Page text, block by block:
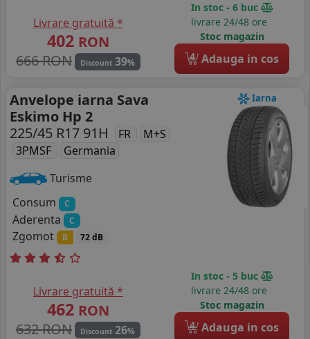
Livrare gratuită *
402 RON
666 RON
Discount 39%
In stoc - 6 buc
livrare 24/48 ore
Stoc magazin
4 Adauga in cos
Iarna
Anvelope iarna Sava
Eskimo Hp 2
225/45 R17 91H
FR
M+S
3PMSF
Germania
Turisme
Consum
C
Aderenta C
Zgomot B 72 dB
Livrare gratuită *
462 RON
632 RON
Discount 26%
In stoc - 5 buc
livrare 24/48 ore
Stoc magazin
4 Adauga in cos